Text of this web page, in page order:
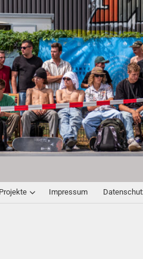
Projekte Impressum